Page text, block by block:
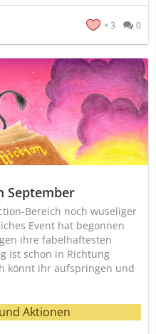
3 0
September
Bereich noch wuseliger
Event hat begonnen
ihre fabelhaftesten
ist schon in Richtung
könnt ihr aufspringen und
Aktionen